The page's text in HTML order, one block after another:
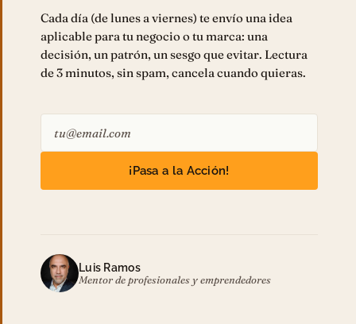
Cada día (de lunes a viernes) te envío una idea
aplicable para tu negocio o tu marca: una
decisión, un patrón, un sesgo que evitar. Lectura
de 3 minutos, sin spam, cancela cuando quieras.
¡Pasa a la Acción!
Luis Ramos
Mentor de profesionales y emprendedores